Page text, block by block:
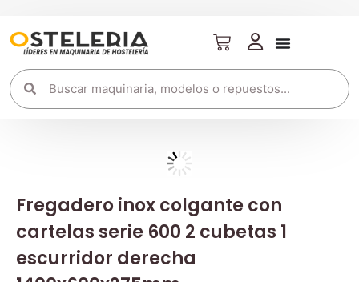
Fregadero inox colgante con
cartelas serie 600 2 cubetas 1
escurridor derecha